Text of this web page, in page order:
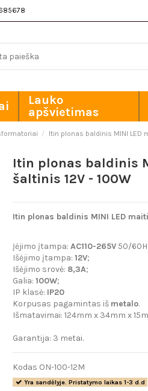
Lauko
apšvietimas
Itin plonas baldinis MINI LED
Itin plonas baldinis
šaltinis 12V - 100W
Itin plonas baldinis MINI LED
Įėjimo įtampa:AC110-265V 50/
Išėjimo įtampa:12V;
Išėjimo srovė: 8,3A;
Galia:100W;
IP klasė: IP20
Korpusas pagamintas iš metalo.
Išmatavimai: 124mm x 34mm x
Garantija: 3 metai.
Kodas ON-100-12M
Yra sandėlyje. Pristatymo laikas 1-3 d.d